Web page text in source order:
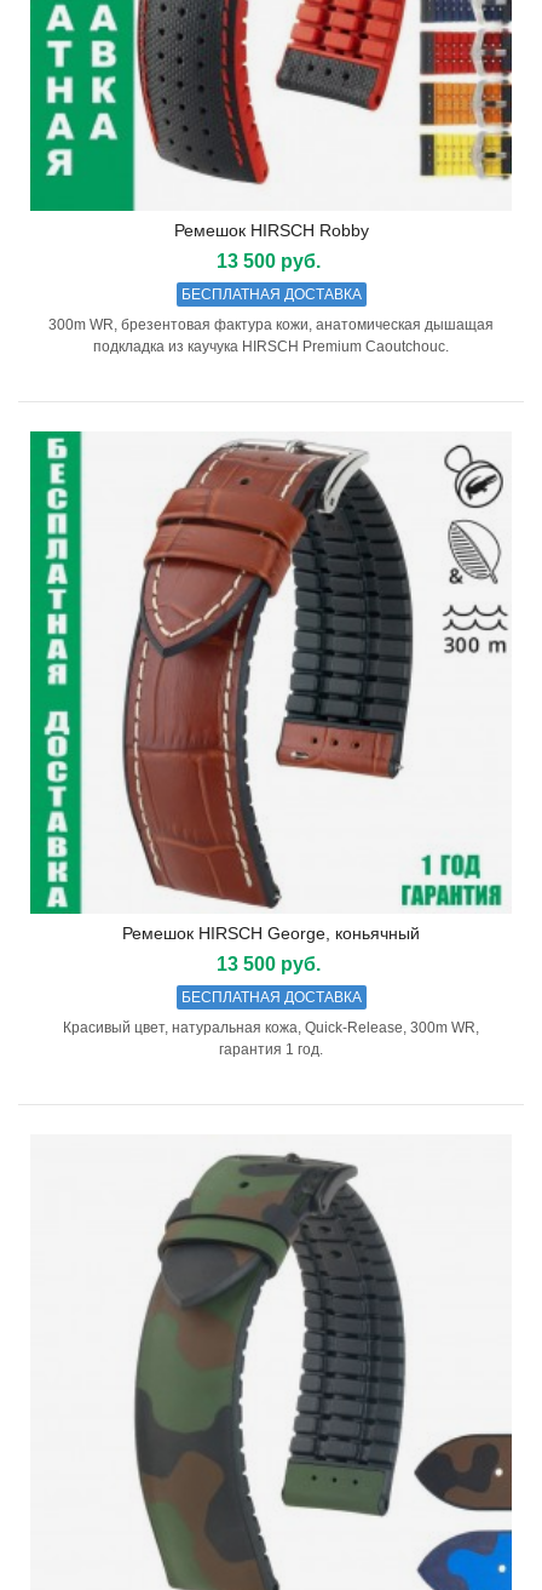
Ремешок HIRSCH Robby
13 500 руб.
БЕСПЛАТНАЯ ДОСТАВКА
300m WR, брезентовая фактура кожи, анатомическая дышащая
подкладка из каучука HIRSCH Premium Caoutchouc.
Ремешок HIRSCH George, коньячный
13 500 руб.
БЕСПЛАТНАЯ ДОСТАВКА
Красивый цвет, натуральная кожа, Quick-Release, 300m WR,
гарантия 1 год.